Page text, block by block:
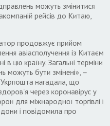
можуть змінитися
рейсів до Китаю,
продовжує прийом
авіасполучення із Китаєм
в цю країну. Загальні терміни
можуть бути змінені», –
нагадала, що
через коронавірус у
для міжнародної торгівлі і
і повідомила про